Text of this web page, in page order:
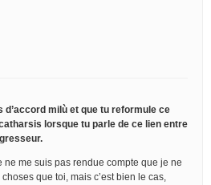
d’accord milù et que tu reformule ce
lorsque tu parle de ce lien entre
ne me suis pas rendue compte que je ne
que toi, mais c’est bien le cas,